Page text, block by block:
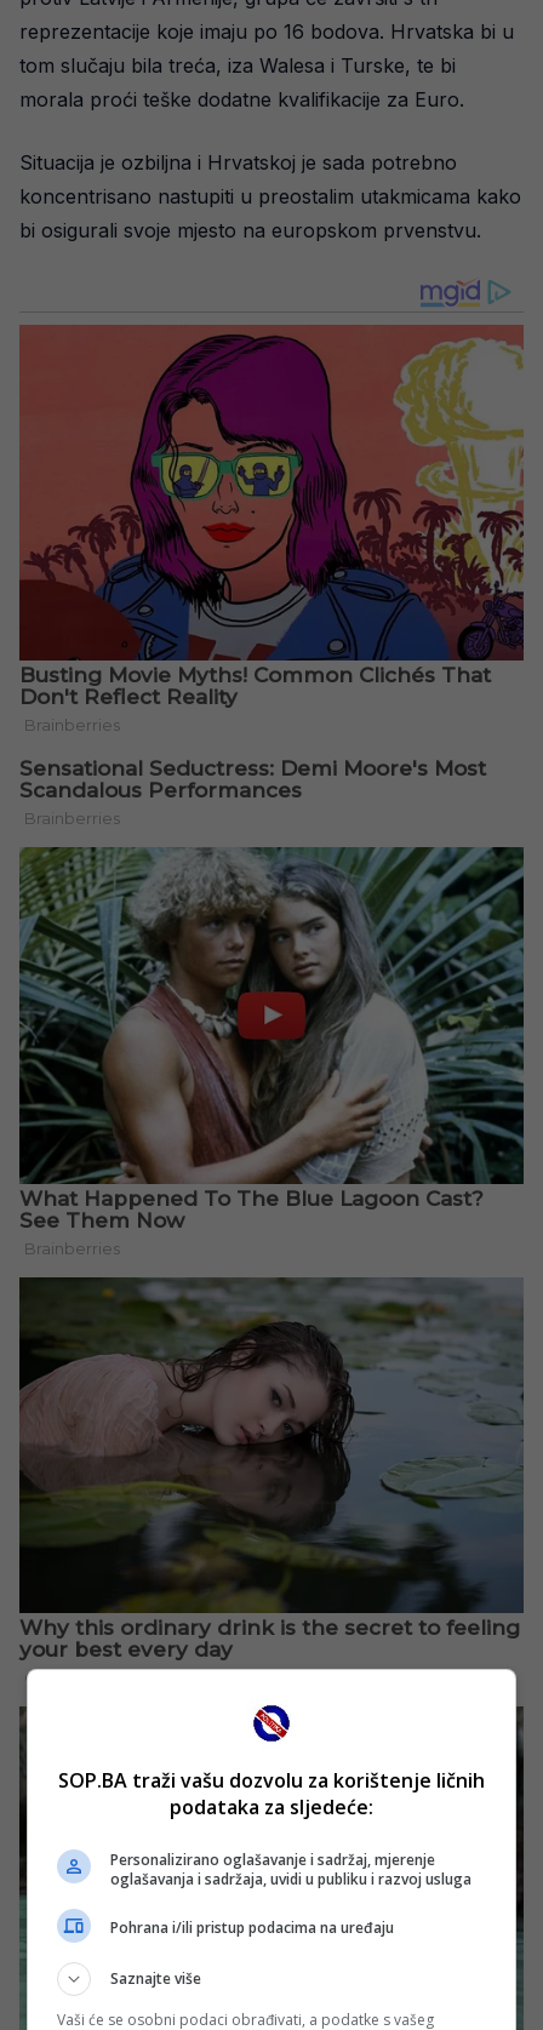
reprezentacije koje imaju po 16 bodova. Hrvatska bi u
tom slučaju bila treća, iza Walesa i Turske, te bi
morala proći teške dodatne kvalifikacije za Euro.
Situacija je ozbiljna i Hrvatskoj je sada potrebno
koncentrisano nastupiti u preostalim utakmicama kako
bi osigurali svoje mjesto na europskom prvenstvu.
SOP.BA traži vašu dozvolu za korištenje ličnih
podataka za sljedeće:
Personalizirano oglašavanje i sadržaj, mjerenje
oglašavanja i sadržaja, uvidi u publiku i razvoj usluga
Pohrana i/ili pristup podacima na uređaju
Saznajte više
Vaši će se osobni podaci obrađivati, a podatke s vašeg